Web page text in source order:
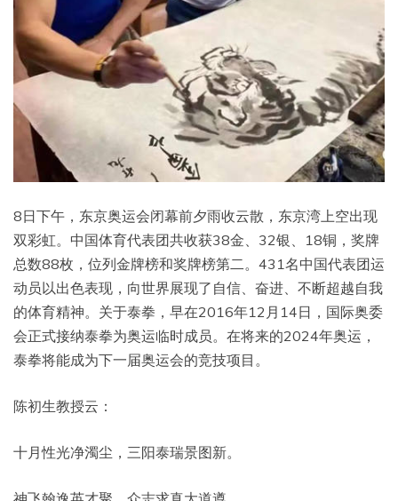
8日下午，东京奥运会闭幕前夕雨收云散，东京湾上空出现
双彩虹。中国体育代表团共收获38金、32银、18铜，奖牌
总数88枚，位列金牌榜和奖牌榜第二。431名中国代表团运
动员以出色表现，向世界展现了自信、奋进、不断超越自我
的体育精神。关于泰拳，早在2016年12月14日，国际奥委
会正式接纳泰拳为奥运临时成员。在将来的2024年奥运，
泰拳将能成为下一届奥运会的竞技项目。
陈初生教授云：
十月性光净濁尘，三阳泰瑞景图新。